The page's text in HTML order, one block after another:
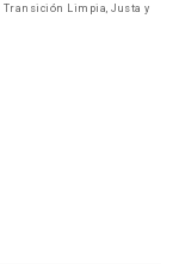
Limpia, Justa y